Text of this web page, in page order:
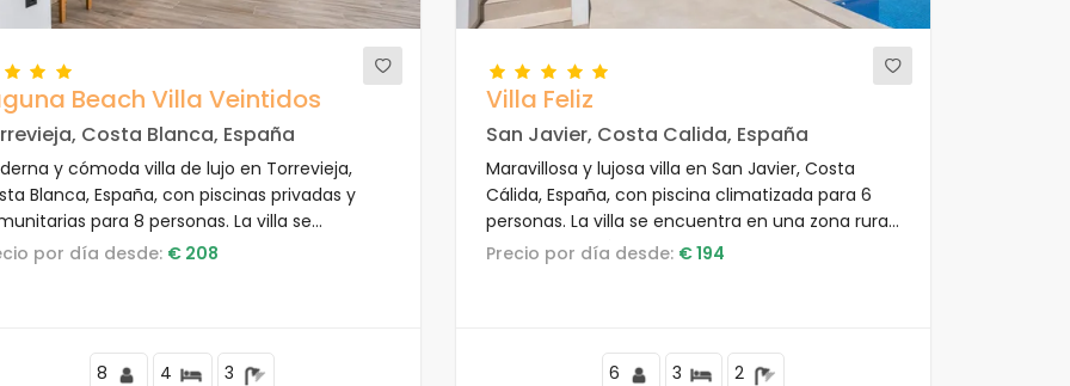
Beach Villa Veintidos
Costa Blanca, España
y cómoda villa de lujo en Torrevieja,
Blanca, España, con piscinas privadas y
para 8 personas. La villa se
en un complejo, en una zona costera
por día desde: € 208
8 4 3
Villa Feliz
San Javier, Costa Calida, España
Maravillosa y lujosa villa en San Javier, Costa
Cálida, España, con piscina climatizada para 6
personas. La villa se encuentra en una zona rural
de playa y está a 3 km de la playa.
Precio por día desde: € 194
6 3 2